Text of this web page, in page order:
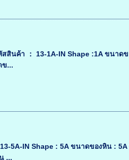
สินค้า ： 13-1A-IN Shape :1A ขนาด
ข...
5A-IN Shape : 5A ขนาดของหิน : 5A
...